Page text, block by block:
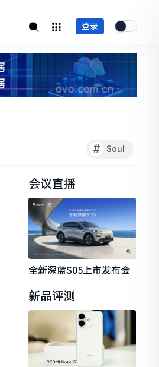
登录
# Soul
会议直播
全新深蓝S05上市发布会
新品评测